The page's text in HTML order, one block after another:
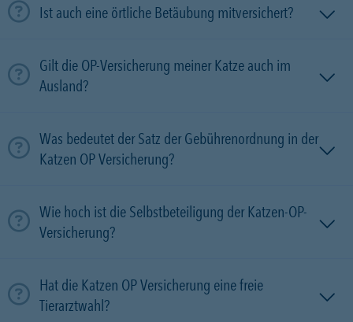
Ist auch eine örtliche Betäubung mitversichert?
Gilt die OP-Versicherung meiner Katze auch im
Ausland?
Was bedeutet der Satz der Gebührenordnung in der
Katzen OP Versicherung?
Wie hoch ist die Selbstbeteiligung der Katzen-OP-
Versicherung?
Hat die Katzen OP Versicherung eine freie
Tierarztwahl?